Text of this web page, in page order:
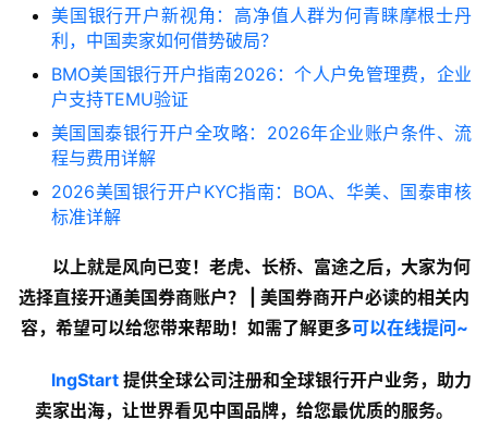
美国银行开户新视角：高净值人群为何青睐摩根士丹
利，中国卖家如何借势破局？
BMO美国银行开户指南2026：个人户免管理费，企业
户支持TEMU验证
美国国泰银行开户全攻略：2026年企业账户条件、流
程与费用详解
2026美国银行开户KYC指南：BOA、华美、国泰审核
标准详解
以上就是风向已变！老虎、长桥、富途之后，大家为何
选择直接开通美国券商账户？ | 美国券商开户必读的相关内
容，希望可以给您带来帮助！如需了解更多可以在线提问~
lngStart 提供全球公司注册和全球银行开户业务，助力
卖家出海，让世界看见中国品牌，给您最优质的服务。